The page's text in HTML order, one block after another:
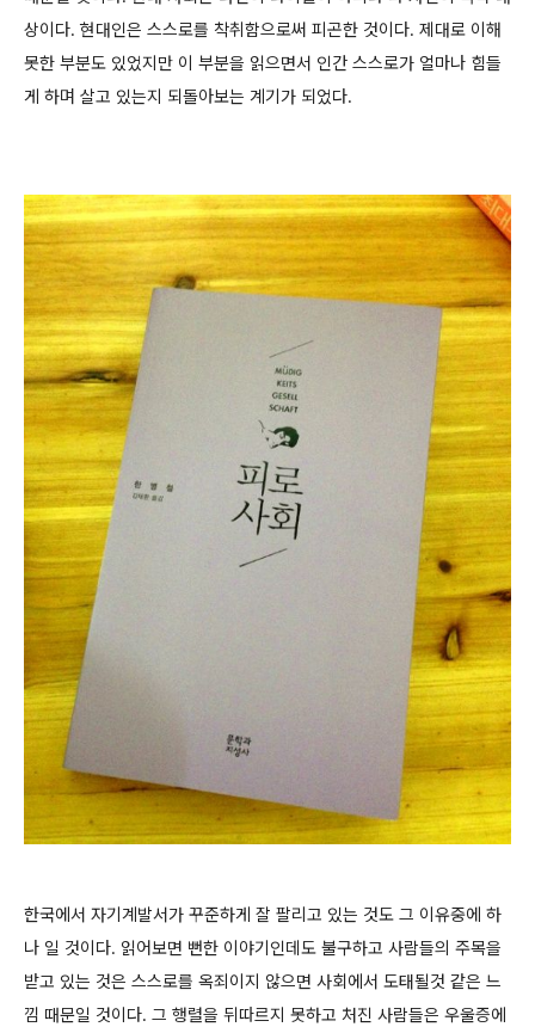
상이다. 현대인은 스스로를 착취함으로써 피곤한 것이다. 제대로 이해
못한 부분도 있었지만 이 부분을 읽으면서 인간 스스로가 얼마나 힘들
게 하며 살고 있는지 되돌아보는 계기가 되었다.
한국에서 자기계발서가 꾸준하게 잘 팔리고 있는 것도 그 이유중에 하
나 일 것이다. 읽어보면 뻔한 이야기인데도 불구하고 사람들의 주목을
받고 있는 것은 스스로를 옥죄이지 않으면 사회에서 도태될것 같은 느
낌 때문일 것이다. 그 행렬을 뒤따르지 못하고 처진 사람들은 우울증에